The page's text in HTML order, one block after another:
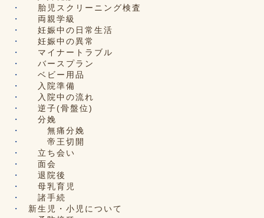
胎児スクリーニング検査
両親学級
妊娠中の日常生活
妊娠中の異常
マイナートラブル
バースプラン
ベビー用品
入院準備
入院中の流れ
逆子(骨盤位)
分娩
無痛分娩
帝王切開
立ち会い
面会
退院後
母乳育児
諸手続
新生児・小児について